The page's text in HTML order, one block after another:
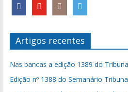
Artigos recentes
Nas bancas a edição 1389 do
Edição nº 1388 do Semanário